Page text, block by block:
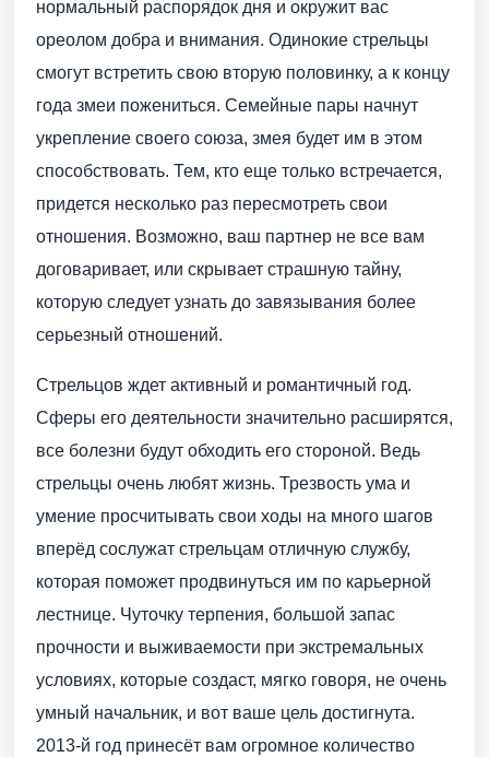
нормальный распорядок дня и окружит вас
ореолом добра и внимания. Одинокие стрельцы
смогут встретить свою вторую половинку, а к концу
года змеи пожениться. Семейные пары начнут
укрепление своего союза, змея будет им в этом
способствовать. Тем, кто еще только встречается,
придется несколько раз пересмотреть свои
отношения. Возможно, ваш партнер не все вам
договаривает, или скрывает страшную тайну,
которую следует узнать до завязывания более
серьезный отношений.
Стрельцов ждет активный и романтичный год.
Сферы его деятельности значительно расширятся,
все болезни будут обходить его стороной. Ведь
стрельцы очень любят жизнь. Трезвость ума и
умение просчитывать свои ходы на много шагов
вперёд сослужат стрельцам отличную службу,
которая поможет продвинуться им по карьерной
лестнице. Чуточку терпения, большой запас
прочности и выживаемости при экстремальных
условиях, которые создаст, мягко говоря, не очень
умный начальник, и вот ваше цель достигнута.
2013-й год принесёт вам огромное количество